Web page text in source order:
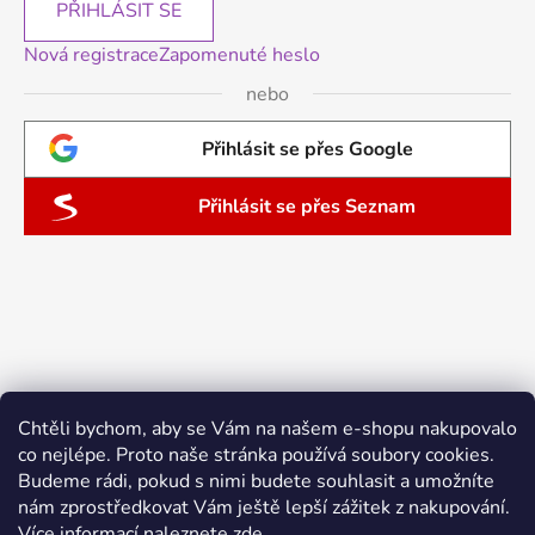
Chtěli bychom, aby se Vám na našem e-shopu nakupovalo
co nejlépe. Proto naše stránka používá soubory cookies.
Budeme rádi, pokud s nimi budete souhlasit a umožníte
nám zprostředkovat Vám ještě lepší zážitek z nakupování.
PŘIHLÁSIT SE
Nová registraceZapomenuté heslo
nebo
Přihlásit se přes Google
Přihlásit se přes Seznam